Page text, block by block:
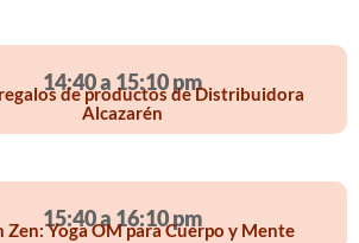
14:40 a 15:10 pm
de productos de Distribuidora
Alcazarén
15:40 a 16:10 pm
Zen: Yoga OM para Cuerpo y Mente